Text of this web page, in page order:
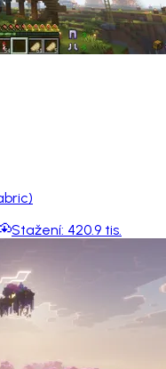
Stažení: 420.9 tis.